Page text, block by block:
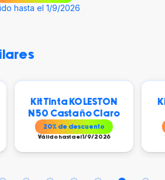
hasta el 1/9/2026
KOLESTON
Claro
% de descuento
hasta el 1/9/2026
Kit Tinta
N 53
Dorado
% de
Válido hasta el